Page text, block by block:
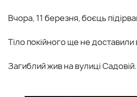
Вчора, 11 березня, боєць
Тіло покійного ще не
Загиблий жив на вулиці Садовій.